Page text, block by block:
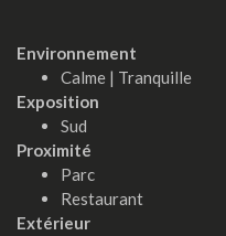
Environnement
Calme | Tranquille
Exposition
Sud
Proximité
Parc
Restaurant
Extérieur